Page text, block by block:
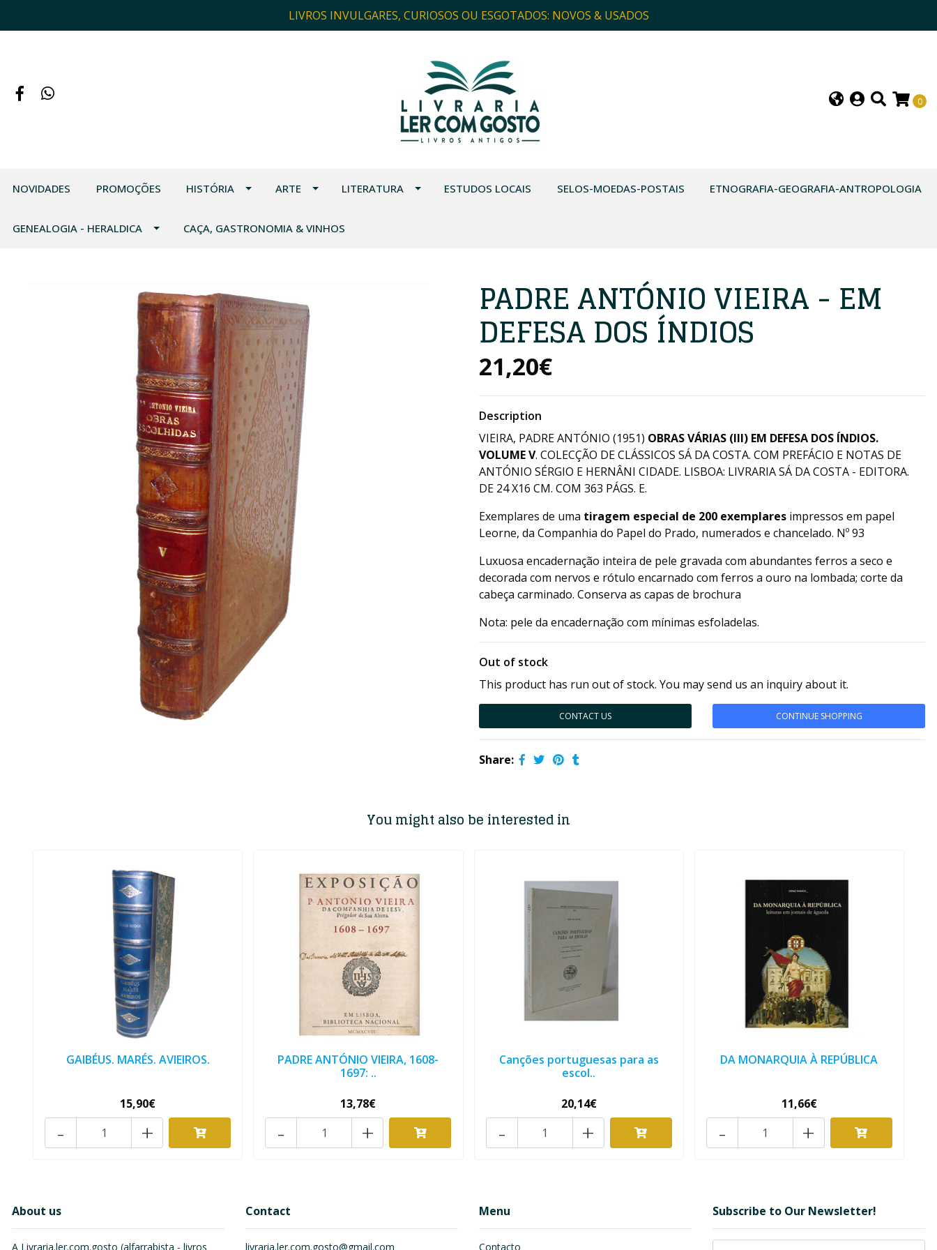
LIVROS INVULGARES, CURIOSOS OU ESGOTADOS: NOVOS & USADOS
0
NOVIDADES PROMOÇÕES HISTÓRIA ARTE LITERATURA ESTUDOS LOCAIS SELOS-MOEDAS-POSTAIS ETNOGRAFIA-GEOGRAFIA-ANTROPOLOGIA
GENEALOGIA - HERALDICA CAÇA, GASTRONOMIA & VINHOS
PADRE ANTÓNIO VIEIRA - EM
DEFESA DOS ÍNDIOS
21,20€
Description
VIEIRA, PADRE ANTÓNIO (1951) OBRAS VÁRIAS (III) EM DEFESA DOS ÍNDIOS.
VOLUME V. COLECÇÃO DE CLÁSSICOS SÁ DA COSTA. COM PREFÁCIO E NOTAS DE
ANTÓNIO SÉRGIO E HERNÂNI CIDADE. LISBOA: LIVRARIA SÁ DA COSTA - EDITORA.
DE 24 X16 CM. COM 363 PÁGS. E.
Exemplares de uma tiragem especial de 200 exemplares impressos em papel
Leorne, da Companhia do Papel do Prado, numerados e chancelado. Nº 93
Luxuosa encadernação inteira de pele gravada com abundantes ferros a seco e
decorada com nervos e rótulo encarnado com ferros a ouro na lombada; corte da
cabeça carminado. Conserva as capas de brochura
Nota: pele da encadernação com mínimas esfoladelas.
Out of stock
This product has run out of stock. You may send us an inquiry about it.
CONTACT US CONTINUE SHOPPING
Share:
You might also be interested in
GAIBÉUS. MARÉS. AVIEIROS.
15,90€
+
-
PADRE ANTÓNIO VIEIRA, 1608-
1697: ..
13,78€
+
-
Canções portuguesas para as
escol..
20,14€
+
-
DA MONARQUIA À REPÚBLICA
11,66€
+
-
About us
A Livraria.ler.com.gosto (alfarrabista - livros
Contact
livraria.ler.com.gosto@gmail.com
Menu
Contacto
Subscribe to Our Newsletter!